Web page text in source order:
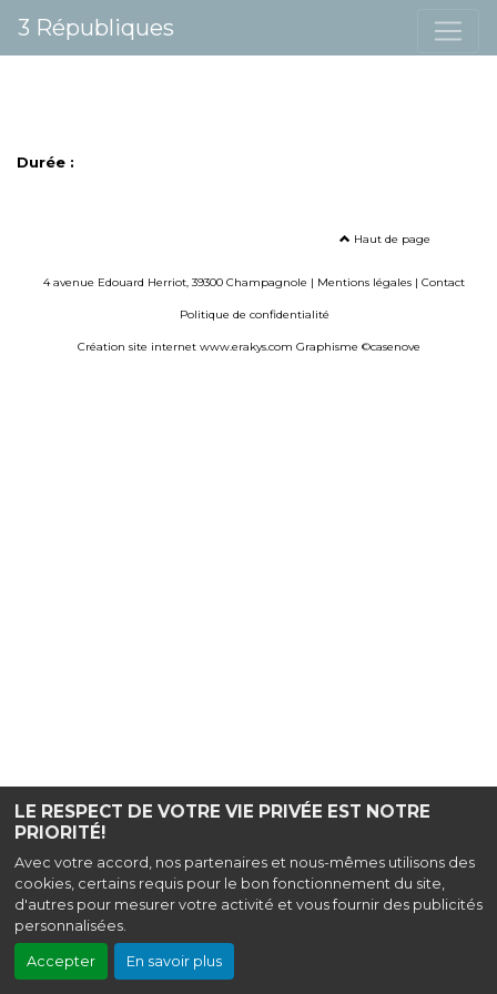
LE RESPECT DE VOTRE VIE PRIVÉE EST NOTRE
PRIORITÉ!
Avec votre accord, nos partenaires et nous-mêmes utilisons des
cookies, certains requis pour le bon fonctionnement du site,
d'autres pour mesurer votre activité et vous fournir des publicités
personnalisées.
Accepter En savoir plus
3 Républiques
Durée :
Haut de page
4 avenue Edouard Herriot, 39300 Champagnole | Mentions légales | Contact
Politique de confidentialité
Création site internet www.erakys.com Graphisme ©casenove